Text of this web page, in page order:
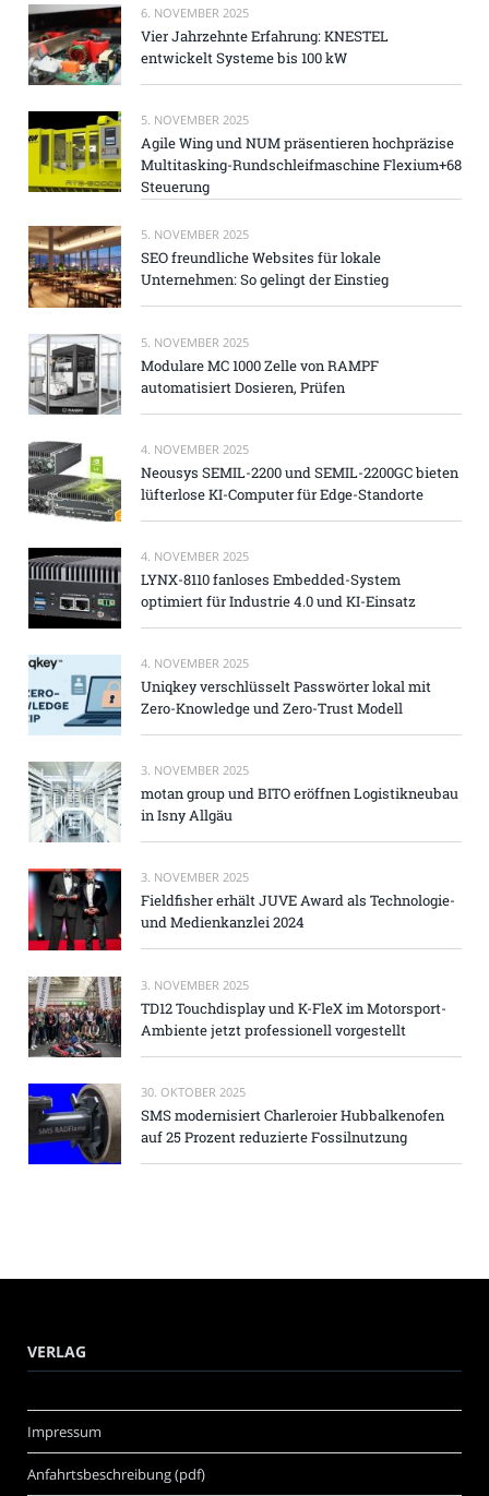
6. NOVEMBER 2025
Vier Jahrzehnte Erfahrung: KNESTEL
entwickelt Systeme bis 100 kW
5. NOVEMBER 2025
Agile Wing und NUM präsentieren hochpräzise
Multitasking-Rundschleifmaschine Flexium+68
Steuerung
5. NOVEMBER 2025
SEO freundliche Websites für lokale
Unternehmen: So gelingt der Einstieg
5. NOVEMBER 2025
Modulare MC 1000 Zelle von RAMPF
automatisiert Dosieren, Prüfen
4. NOVEMBER 2025
Neousys SEMIL-2200 und SEMIL-2200GC bieten
lüfterlose KI-Computer für Edge-Standorte
4. NOVEMBER 2025
LYNX-8110 fanloses Embedded-System
optimiert für Industrie 4.0 und KI-Einsatz
4. NOVEMBER 2025
Uniqkey verschlüsselt Passwörter lokal mit
Zero-Knowledge und Zero-Trust Modell
3. NOVEMBER 2025
motan group und BITO eröffnen Logistikneubau
in Isny Allgäu
3. NOVEMBER 2025
Fieldfisher erhält JUVE Award als Technologie-
und Medienkanzlei 2024
3. NOVEMBER 2025
TD12 Touchdisplay und K-FleX im Motorsport-
Ambiente jetzt professionell vorgestellt
30. OKTOBER 2025
SMS modernisiert Charleroier Hubbalkenofen
auf 25 Prozent reduzierte Fossilnutzung
VERLAG
Impressum
Anfahrtsbeschreibung (pdf)